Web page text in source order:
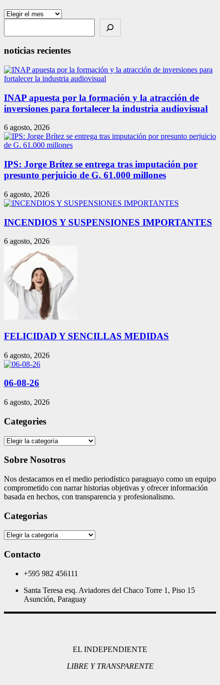
Archivos
noticias recientes
INAP apuesta por la formación y la atracción de
inversiones para fortalecer la industria audiovisual
6 agosto, 2026
IPS: Jorge Brítez se entrega tras imputación por
presunto perjuicio de G. 61.000 millones
6 agosto, 2026
INCENDIOS Y SUSPENSIONES IMPORTANTES
6 agosto, 2026
FELICIDAD Y SENCILLAS MEDIDAS
6 agosto, 2026
06-08-26
6 agosto, 2026
Categories
Categories
Sobre Nosotros
Nos destacamos en el medio periodístico paraguayo como un equipo
comprometido con narrar historias objetivas y ofrecer información
basada en hechos, con transparencia y profesionalismo.
Categorias
Categorias
Contacto
+595 982 456111
Santa Teresa esq. Aviadores del Chaco Torre 1, Piso 15
Asunción, Paraguay
EL INDEPENDIENTE
LIBRE Y TRANSPARENTE